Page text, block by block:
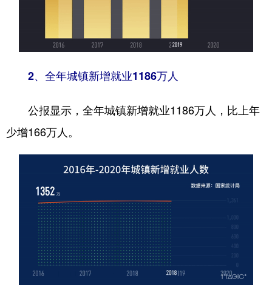
2、全年城镇新增就业1186万人
公报显示，全年城镇新增就业1186万人，比上年
少增166万人。